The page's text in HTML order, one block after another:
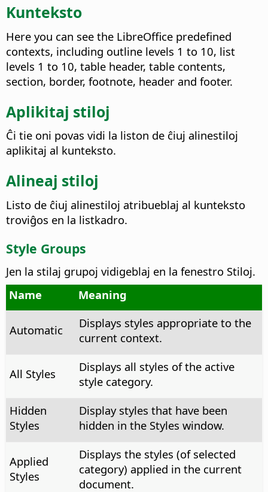
Kunteksto
Here you can see the LibreOffice predefined
contexts, including outline levels 1 to 10, list
levels 1 to 10, table header, table contents,
section, border, footnote, header and footer.
Aplikitaj stiloj
Ĉi tie oni povas vidi la liston de ĉiuj alinestiloj
aplikitaj al kunteksto.
Alineaj stiloj
Listo de ĉiuj alinestiloj atribueblaj al kunteksto
troviĝos en la listkadro.
Style Groups
Jen la stilaj grupoj vidigeblaj en la fenestro Stiloj.
Name
Meaning
Automatic
Displays styles appropriate to the
current context.
All Styles
Displays all styles of the active
style category.
Hidden
Styles
Display styles that have been
hidden in the Styles window.
Applied
Styles
Displays the styles (of selected
category) applied in the current
document.